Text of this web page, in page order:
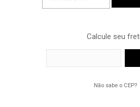
Calcule seu
Não sabe o CEP?